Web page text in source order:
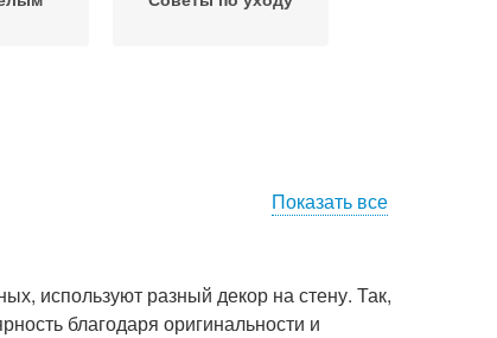
Показать все
используют разный декор на стену. Так,
благодаря оригинальности и